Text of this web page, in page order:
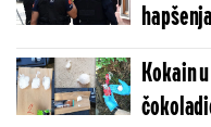
Kokain